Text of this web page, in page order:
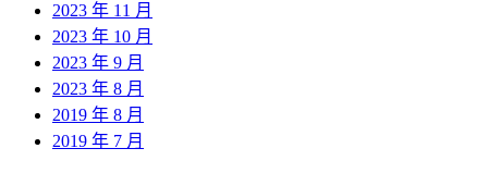
2023 年 11 月
2023 年 10 月
2023 年 9 月
2023 年 8 月
2019 年 8 月
2019 年 7 月